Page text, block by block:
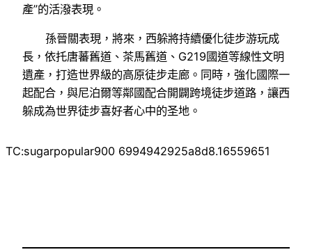
產”的活潑表現。
孫晉關表現，將來，西躲將持續優化徒步游玩成
長，依托唐蕃舊道、茶馬舊道、G219國道等線性文明
遺產，打造世界級的高原徒步走廊。同時，強化國際一
起配合，與尼泊爾等鄰國配合開闢跨境徒步道路，讓西
躲成為世界徒步喜好者心中的圣地。
TC:sugarpopular900 6994942925a8d8.16559651